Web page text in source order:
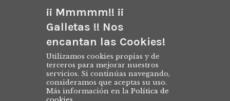
¡¡ Mmmmm!! ¡¡
Galletas !! Nos
encantan las Cookies!
Utilizamos cookies propias y de
terceros para mejorar nuestros
servicios. Si continúas navegando,
consideramos que aceptas su uso.
Más información en la Política de